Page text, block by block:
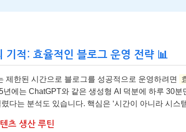
기적: 효율적인 블로그 운영 전략 📊
제한된 시간으로 블로그를 성공적으로 운영하려면
년에는 ChatGPT와 같은 생성형 AI 덕분에 하루 30
다는 분석도 있습니다. 핵심은 ‘시간이 아니라 시스
츠 생산 루틴